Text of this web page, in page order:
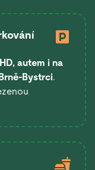
autem i na
Bystrci.